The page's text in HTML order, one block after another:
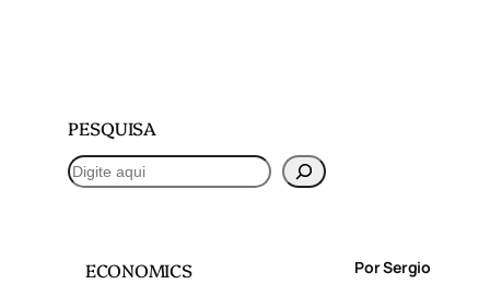
PESQUISA
P
e
ECONOMICS
Por Sergio